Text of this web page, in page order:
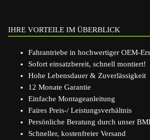
IHRE VORTEILE IM ÜBERBLICK
Fahrantriebe in hochwertiger OEM-
Sofort einsatzbereit, schnell montiert!
Hohe Lebensdauer & Zuverlässigkeit
12 Monate Garantie
Einfache Montageanleitung
Faires Preis-/ Leistungsverhältnis
Persönliche Beratung durch unser
Schneller, kostenfreier Versand